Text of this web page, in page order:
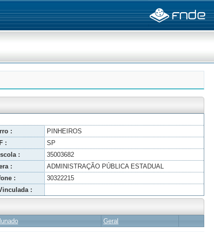
:
PINHEIROS
:
SP
:
35003682
:
ADMINISTRAÇÃO PÚBLICA ESTADUAL
:
30322215
:
Geral